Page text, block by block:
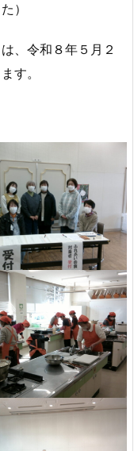
）
、令和８年５月２
す。